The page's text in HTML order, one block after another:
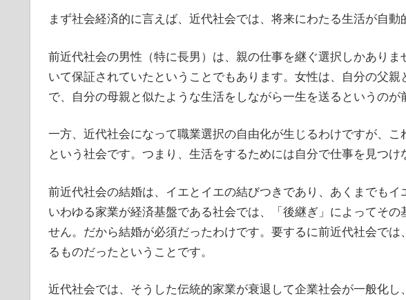
まず社会経済的に言えば、近代社会では、将来にわたる生活が自動
前近代社会の男性（特に長男）は、親の仕事を継ぐ選択しかあり
いて保証されていたということでもあります。女性は、自分の父
で、自分の母親と似たような生活をしながら一生を送るというのが
一方、近代社会になって職業選択の自由化が生じるわけですが、
という社会です。つまり、生活をするためには自分で仕事を見つけ
前近代社会の結婚は、イエとイエの結びつきであり、あくまでもイ
いわゆる家業が経済基盤である社会では、「後継ぎ」によってそ
せん。だから結婚が必須だったわけです。要するに前近代社会で
るものだったということです。
近代社会では、そうした伝統的家業が衰退して企業社会が一般化